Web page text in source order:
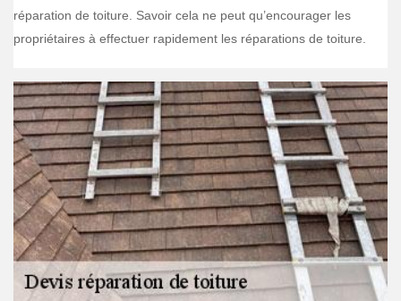
réparation de toiture. Savoir cela ne peut qu’encourager les
propriétaires à effectuer rapidement les réparations de toiture.